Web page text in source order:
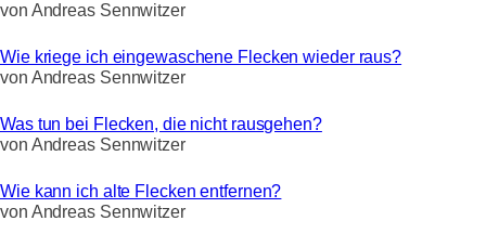
von Andreas Sennwitzer
Wie kriege ich eingewaschene Flecken wieder raus?
von Andreas Sennwitzer
Was tun bei Flecken, die nicht rausgehen?
von Andreas Sennwitzer
Wie kann ich alte Flecken entfernen?
von Andreas Sennwitzer